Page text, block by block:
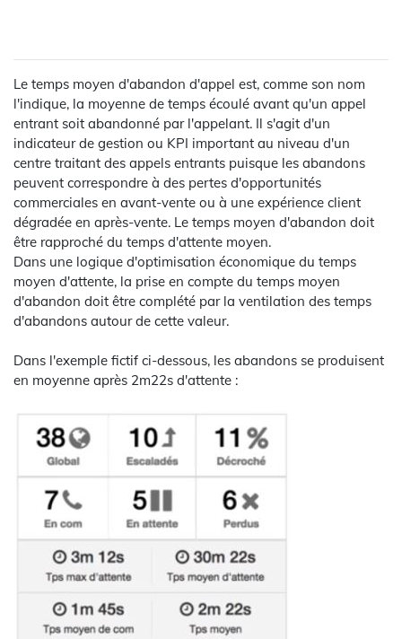
Le temps moyen d'abandon d'appel est, comme son nom
l'indique, la moyenne de temps écoulé avant qu'un appel
entrant soit abandonné par l'appelant. Il s'agit d'un
indicateur de gestion ou KPI important au niveau d'un
centre traitant des appels entrants puisque les abandons
peuvent correspondre à des pertes d'opportunités
commerciales en avant-vente ou à une expérience client
dégradée en après-vente. Le temps moyen d'abandon doit
être rapproché du temps d'attente moyen.
Dans une logique d'optimisation économique du temps
moyen d'attente, la prise en compte du temps moyen
d'abandon doit être complété par la ventilation des temps
d'abandons autour de cette valeur.
Dans l'exemple fictif ci-dessous, les abandons se produisent
en moyenne après 2m22s d'attente :